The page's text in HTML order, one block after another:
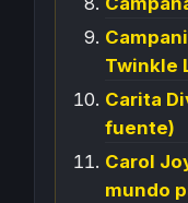
Twinkle
Carita
fuente)
Carol
mundo